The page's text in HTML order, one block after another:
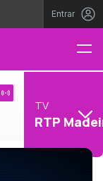
Entrar
TV
RTP